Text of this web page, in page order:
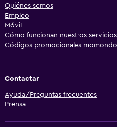
Quiénes somos
Empleo
Móvil
Cómo funcionan nuestros servicios
Códigos promocionales momondo
Contactar
Ayuda/Preguntas frecuentes
Prensa